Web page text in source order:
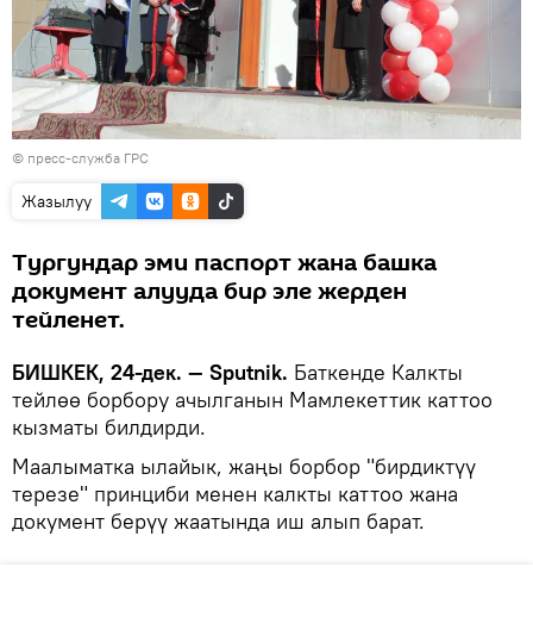
© пресс-служба ГРС
Жазылуу
Тургундар эми паспорт жана башка
документ алууда бир эле жерден
тейленет.
БИШКЕК, 24-дек. — Sputnik. Баткенде Калкты
тейлөө борбору ачылганын Мамлекеттик каттоо
кызматы билдирди.
Маалыматка ылайык, жаңы борбор "бирдиктүү
терезе" принциби менен калкты каттоо жана
документ берүү жаатында иш алып барат.